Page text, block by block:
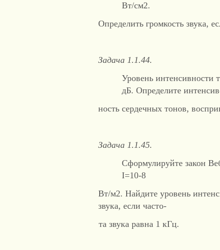
Вт/см2.
Определить громкость звука,
Задача 1.1.44.
Уровень интенсивности
дБ. Определите
ность сердечных тонов,
Задача 1.1.45.
Сформулируйте закон
I=10-8
Вт/м2. Найдите уровень
звука, если часто-
та звука равна 1 кГц.